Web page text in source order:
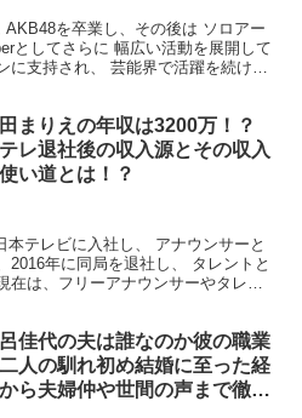
を卒業し、その後は ソロアー
としてさらに 幅広い活動を展開して
に支持され、 芸能界で活躍を続ける
田まりえの年収は3200万！？
レ退社後の収入源とその収入
い道とは！？
本テレビに入社し、 アナウンサーと
2016年に同局を退社し、 タレントと
は、フリーアナウンサーやタレン
佳代の夫は誰なのか彼の職業
人の馴れ初め結婚に至った経
ら夫婦仲や世間の声まで徹底